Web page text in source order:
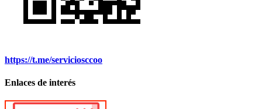
https://t.me/serviciosccoo
Enlaces de interés